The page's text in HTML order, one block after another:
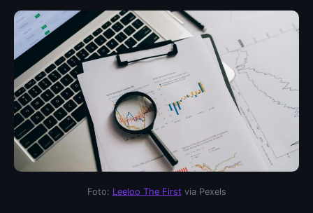
Foto: Leeloo The First via Pexels